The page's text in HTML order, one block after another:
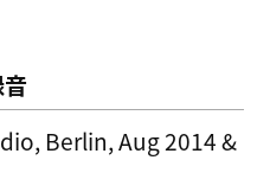
Berlin, Aug 2014 &